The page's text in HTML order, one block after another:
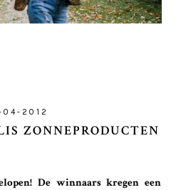
04-2012
ZONNEPRODUCTEN
De winnaars kregen een